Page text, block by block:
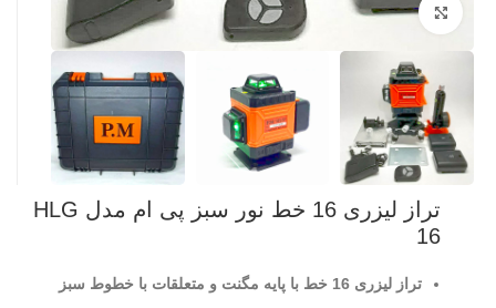
بزرگنمایی تصویر
تراز لیزری 16 خط نور سبز پی ام مدل HLG
16
تراز لیزری 16 خط با پایه مگنت و متعلقات با خطوط سبز